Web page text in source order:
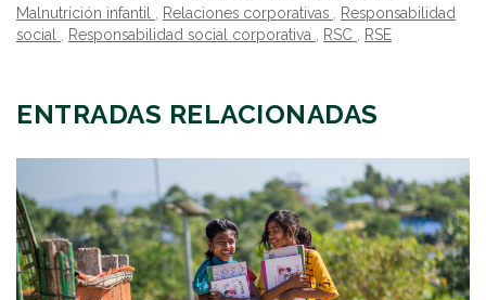
Malnutrición infantil
Relaciones corporativas
Responsabilidad
social
Responsabilidad social corporativa RSC RSE
ENTRADAS RELACIONADAS